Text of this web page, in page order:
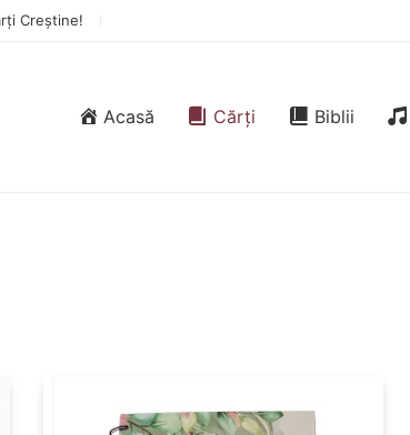
Creștine!
Acasă Cărți Biblii